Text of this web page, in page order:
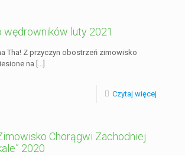
wędrowników luty 2021
Tha! Z przyczyn obostrzeń zimowisko
na […]
Czytaj więcej
Chorągwi Zachodniej
2020